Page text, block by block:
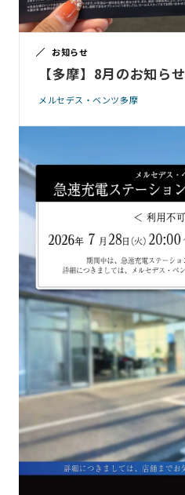
お知らせ
【多摩】8月のお知らせ
メルセデス・ベンツ多摩